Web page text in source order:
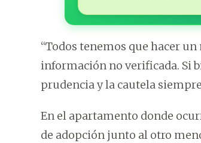
“Todos tenemos que hacer
información no verificada. Si
prudencia y la cautela
En el apartamento donde
de adopción junto al otro